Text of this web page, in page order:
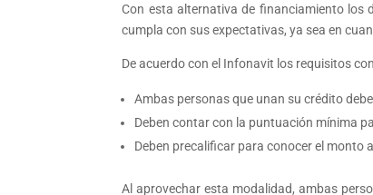
Con esta alternativa de financiamiento los
cumpla con sus expectativas, ya sea en
De acuerdo con el Infonavit los requisitos
Ambas personas que unan su crédito
Deben contar con la puntuación mínima
Deben precalificar para conocer el monto
Al aprovechar esta modalidad, ambas